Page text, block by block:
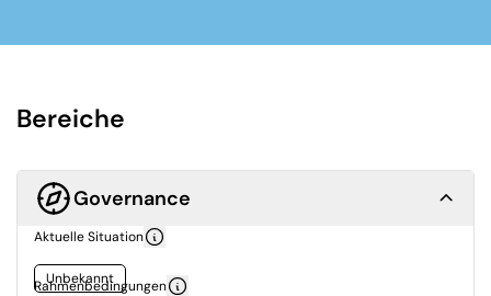
Bereiche
Governance
Aktuelle Situation
Unbekannt
Rahmenbedingungen